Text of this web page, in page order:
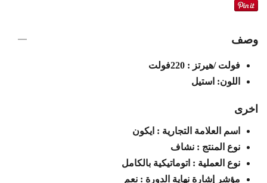
وصف
فولت /هيرتز : 220فولت
اللون: استيل
اخرى
اسم العلامة التجارية : ايكون
نوع المنتج : نشاف
نوع العملية : اتوماتيكية بالكامل
مؤشر إشارة نهاية الدورة : نعم